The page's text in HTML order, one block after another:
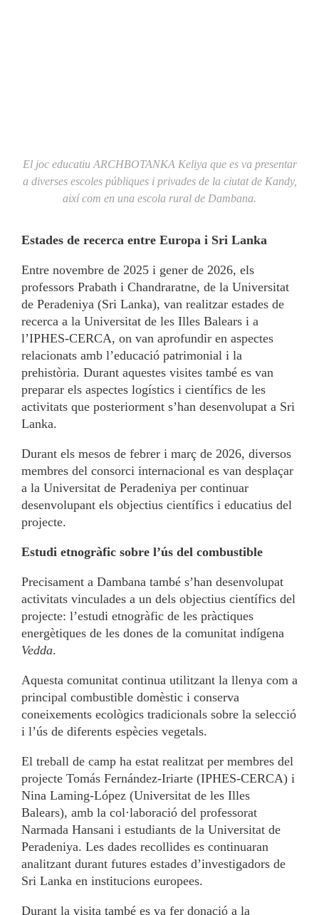
El joc educatiu ARCHBOTANKA Keliya que es va presentar
a diverses escoles públiques i privades de la ciutat de Kandy,
així com en una escola rural de Dambana.
Estades de recerca entre Europa i Sri Lanka
Entre novembre de 2025 i gener de 2026, els
professors Prabath i Chandraratne, de la Universitat
de Peradeniya (Sri Lanka), van realitzar estades de
recerca a la Universitat de les Illes Balears i a
l’IPHES-CERCA, on van aprofundir en aspectes
relacionats amb l’educació patrimonial i la
prehistòria. Durant aquestes visites també es van
preparar els aspectes logístics i científics de les
activitats que posteriorment s’han desenvolupat a Sri
Lanka.
Durant els mesos de febrer i març de 2026, diversos
membres del consorci internacional es van desplaçar
a la Universitat de Peradeniya per continuar
desenvolupant els objectius científics i educatius del
projecte.
Estudi etnogràfic sobre l’ús del combustible
Precisament a Dambana també s’han desenvolupat
activitats vinculades a un dels objectius científics del
projecte: l’estudi etnogràfic de les pràctiques
energètiques de les dones de la comunitat indígena
Vedda.
Aquesta comunitat continua utilitzant la llenya com a
principal combustible domèstic i conserva
coneixements ecològics tradicionals sobre la selecció
i l’ús de diferents espècies vegetals.
El treball de camp ha estat realitzat per membres del
projecte Tomás Fernández-Iriarte (IPHES-CERCA) i
Nina Laming-López (Universitat de les Illes
Balears), amb la col·laboració del professorat
Narmada Hansani i estudiants de la Universitat de
Peradeniya. Les dades recollides es continuaran
analitzant durant futures estades d’investigadors de
Sri Lanka en institucions europees.
Durant la visita també es va fer donació a la